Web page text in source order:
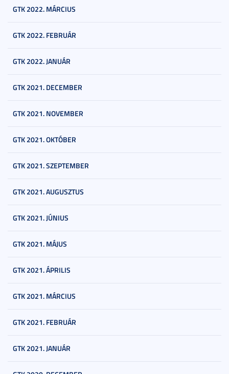
GTK 2022. MÁRCIUS
GTK 2022. FEBRUÁR
GTK 2022. JANUÁR
GTK 2021. DECEMBER
GTK 2021. NOVEMBER
GTK 2021. OKTÓBER
GTK 2021. SZEPTEMBER
GTK 2021. AUGUSZTUS
GTK 2021. JÚNIUS
GTK 2021. MÁJUS
GTK 2021. ÁPRILIS
GTK 2021. MÁRCIUS
GTK 2021. FEBRUÁR
GTK 2021. JANUÁR